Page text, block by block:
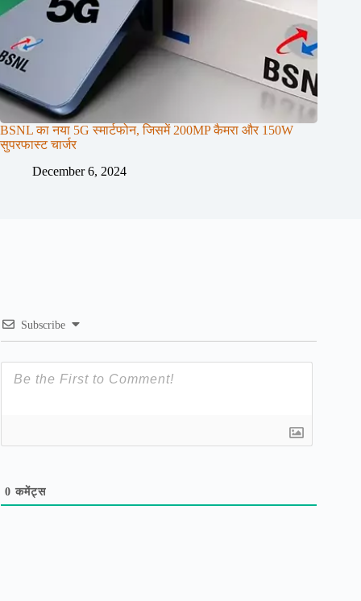
BSNL का नया 5G स्मार्टफोन, जिसमें 200MP कैमरा और 150W
सुपरफास्ट चार्जर
December 6, 2024
Subscribe
0 कमेंट्स